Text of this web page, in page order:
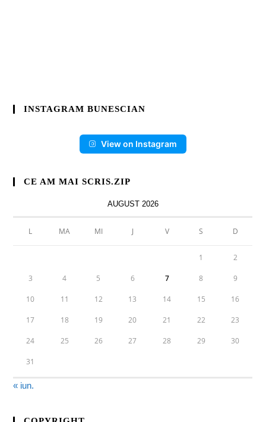
INSTAGRAM BUNESCIAN
View on Instagram
CE AM MAI SCRIS.ZIP
AUGUST 2026
L MA MI J V S D
1 2
3 4 5 6 7 8 9
10 11 12 13 14 15 16
17 18 19 20 21 22 23
24 25 26 27 28 29 30
31
« iun.